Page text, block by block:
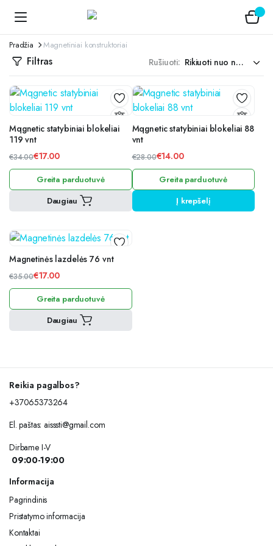
Pradžia Magnetiniai konstruktoriai
Filtras Rūšiuoti:
Mqgnetic statybiniai blokeliai
119 vnt
€34.00
Original
was:
€17.00
Current
is:
Greita parduotuvė
Daugiau
Mqgnetic statybiniai blokeliai 88
vnt
€28.00
Original
was:
€28.00.
€14.00
Current
is:
€14.00.
Greita parduotuvė
Į krepšelį
Magnetinės lazdelės 76 vnt
€35.00
Original
was:
€17.00
Current
is:
Greita parduotuvė
Daugiau
Reikia pagalbos?
+37065373264
El. paštas:aisssti@gmail.com
Dirbame I-V
09:00-19:00
Informacija
Pagrindinis
Pristatymo informacija
Kontaktai